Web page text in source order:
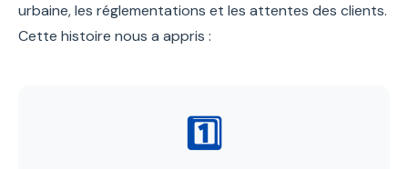
urbaine, les réglementations et les attentes des clients.
Cette histoire nous a appris :
1️⃣